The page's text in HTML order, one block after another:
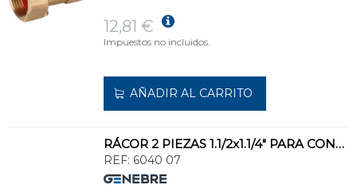
12,81 €
Impuestos no incluidos.
AÑADIR AL CARRITO
RÁCOR 2 PIEZAS 1.1/2x1.1/4" PARA CONTADOR
REF: 6040 07